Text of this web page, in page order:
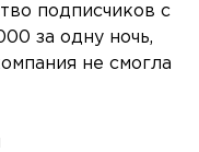
подписчиков с
за одну ночь,
не смогла